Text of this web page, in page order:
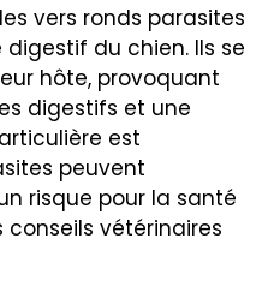
vers ronds parasites
du chien. Ils se
hôte, provoquant
digestifs et une
est
peuvent
risque pour la santé
conseils vétérinaires